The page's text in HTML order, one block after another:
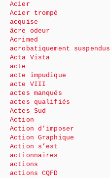
Acier
Acier trompé
acquise
âcre odeur
Acrimed
acrobatiquement suspendus
Acta Vista
acte
acte impudique
acte VIII
actes manqués
actes qualifiés
Actes Sud
Action
Action d’imposer
Action Graphique
Action s’est
actionnaires
actions
actions CQFD